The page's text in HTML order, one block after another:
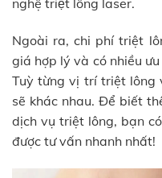
nghệ triệt lông laser.
Ngoài ra, chi phí triệt
giá hợp lý và có nhiều
Tuỳ từng vị trí triệt lông
sẽ khác nhau. Để biết
dịch vụ triệt lông, bạn
được tư vấn nhanh nhất!